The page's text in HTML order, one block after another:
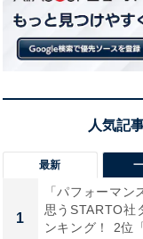
最新
1
「パフォーマン
思うSTARTO社
ンキング！ 2位